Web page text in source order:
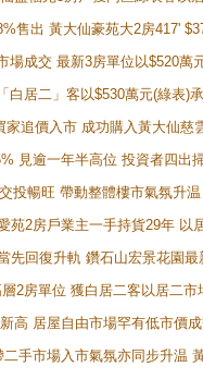
售出 黃大仙豪苑大2房417'
場成交 最新3房單位以$520萬
白居二」客以$530萬元(綠表)
追價入市 成功購入黃大仙
見逾一年半高位 投資者四
投暢旺 帶動整體樓市氣氛升
苑2房戶業主一手持貨29年 以
先回復升軌 鑽石山宏景花園
2房單位 獲白居二客以居二市
高 居屋自由市場罕有低市價
手市場入市氣氛亦同步升温